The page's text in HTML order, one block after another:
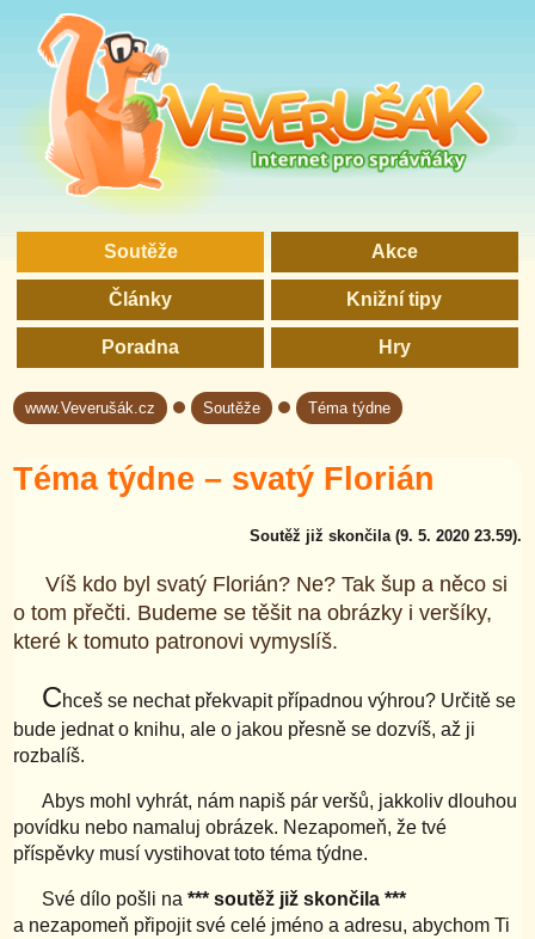
Soutěže Akce
Články Knižní tipy
Poradna Hry
www.Veverušák.cz→ Soutěže→ Téma týdne
Téma týdne – svatý Florián
Soutěž již skončila (9. 5. 2020 23.59).
Víš kdo byl svatý Florián? Ne? Tak šup a něco si
o tom přečti. Budeme se těšit na obrázky i veršíky,
které k tomuto patronovi vymyslíš.
Chceš se nechat překvapit případnou výhrou? Určitě se
bude jednat o knihu, ale o jakou přesně se dozvíš, až ji
rozbalíš.
Abys mohl vyhrát, nám napiš pár veršů, jakkoliv dlouhou
povídku nebo namaluj obrázek. Nezapomeň, že tvé
příspěvky musí vystihovat toto téma týdne.
Své dílo pošli na*** soutěž již skončila ***
a nezapomeň připojit své celé jméno a adresu, abychom Ti